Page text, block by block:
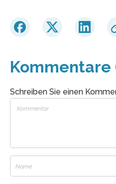
Kommentare
Schreiben Sie einen